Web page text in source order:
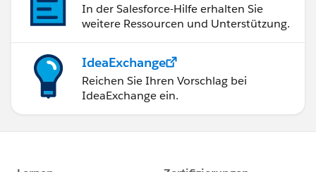
In der Salesforce-Hilfe erhalten Sie
weitere Ressourcen und Unterstützung.
IdeaExchange
Reichen Sie Ihren Vorschlag bei
IdeaExchange ein.